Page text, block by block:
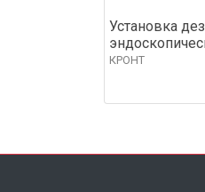
Установка
КРОНТ